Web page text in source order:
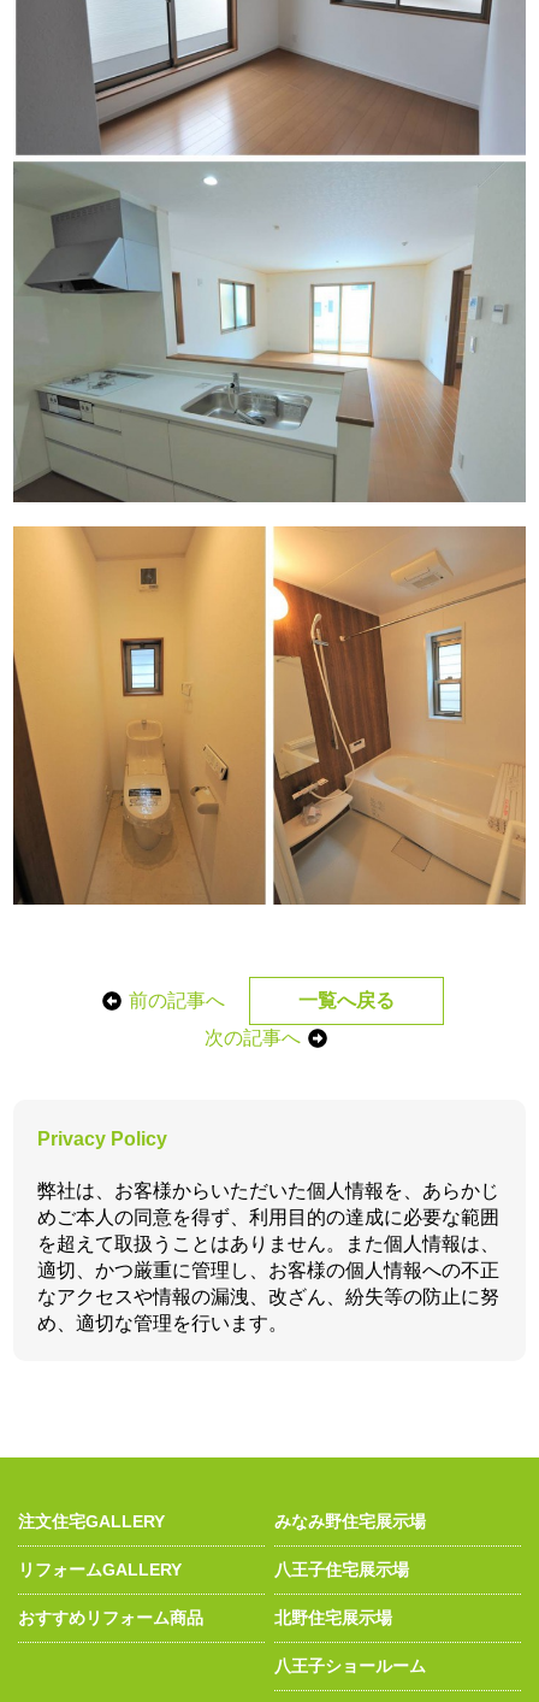
前の記事へ
一覧へ戻る
次の記事へ
Privacy Policy
弊社は、お客様からいただいた個人情報を、あらかじ
めご本人の同意を得ず、利用目的の達成に必要な範囲
を超えて取扱うことはありません。また個人情報は、
適切、かつ厳重に管理し、お客様の個人情報への不正
なアクセスや情報の漏洩、改ざん、紛失等の防止に努
め、適切な管理を行います。
注文住宅GALLERY
リフォームGALLERY
おすすめリフォーム商品
みなみ野住宅展示場
八王子住宅展示場
北野住宅展示場
八王子ショールーム